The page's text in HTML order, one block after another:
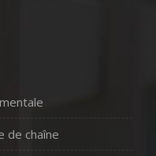
de chaîne